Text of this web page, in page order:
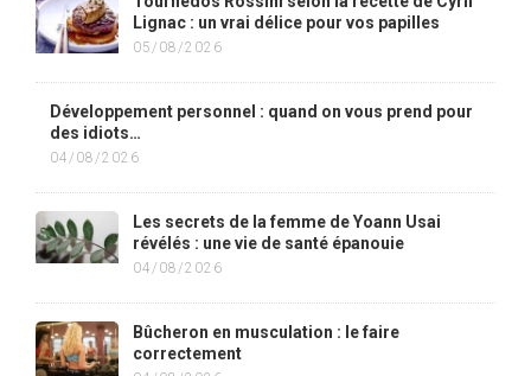
Lignac : un vrai délice pour vos papilles
05/08/2026
Développement personnel : quand on vous prend pour
des idiots…
04/08/2026
Les secrets de la femme de Yoann Usai
révélés : une vie de santé épanouie
04/08/2026
Bûcheron en musculation : le faire
correctement